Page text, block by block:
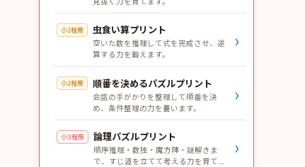
小2程度 虫食い算プリント
空いた数を推理して式を完成させ、逆
算する力を鍛えます。
›
小2程度 順番を決めるパズルプリント
会話の手がかりを整理して順番を決
め、条件整理の力を養います。
›
小3程度 論理パズルプリント
順序推理・数独・魔方陣・謎解きま
で、すじ道を立てて考える力を育てま
›